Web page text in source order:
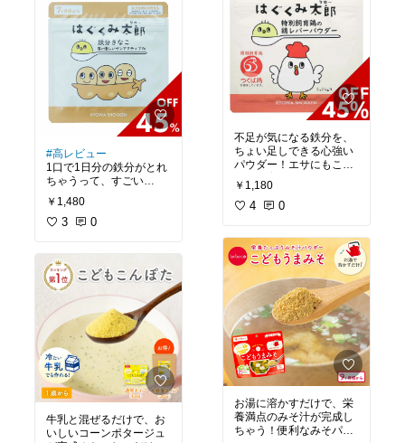
っぱいのローチェアで
#高レビュー
1口で1日分の鉄分がとれ
ちゃうって、すごい
ー！！
偏食や小食で必要な栄養
素がとれているか心配な
い😭✨
￥1,480
3 0
牛乳と混ぜるだけで、お
いしいコーンポタージュ
不足が気になる鉄分を、
ちょい足しできる心強い
パウダー！エサにもこだ
わって育てられた鶏さん
のお肉を使用していて、
赤ちゃんにも安心♪
が気になる大人にもおす
すめ。
量が多すぎないから、
「いつ開けたっけ…？」
とか「早く食べない
と！」とかになりにくい
ところも高ポイント！✨
👏
￥1,180
4 0
お湯に溶かすだけで、栄
養満点のみそ汁が完成し
ちゃう！便利なみそパウ